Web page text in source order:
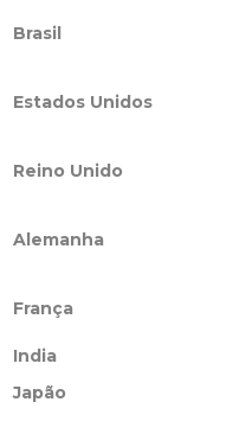
Brasil
Estados Unidos
Reino Unido
Alemanha
França
India
Japão